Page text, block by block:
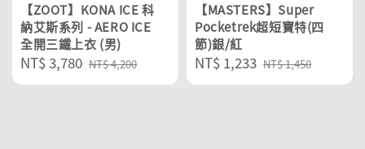
【ZOOT】KONA ICE 科
納艾斯系列 - AERO ICE
全開三鐵上衣 (男)
Sale
price
NT$ 3,780 Regular
price
NT$ 4,200
【MASTERS】Super
Pocketrek超短寶特(四
節)銀/紅
Sale
price
NT$ 1,233 Regular
price
NT$ 1,450